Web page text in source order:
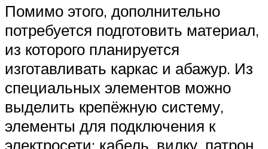
Помимо этого, дополнительно
потребуется подготовить материал,
из которого планируется
изготавливать каркас и абажур. Из
специальных элементов можно
выделить крепёжную систему,
элементы для подключения к
электросети: кабель, вилку, патрон,